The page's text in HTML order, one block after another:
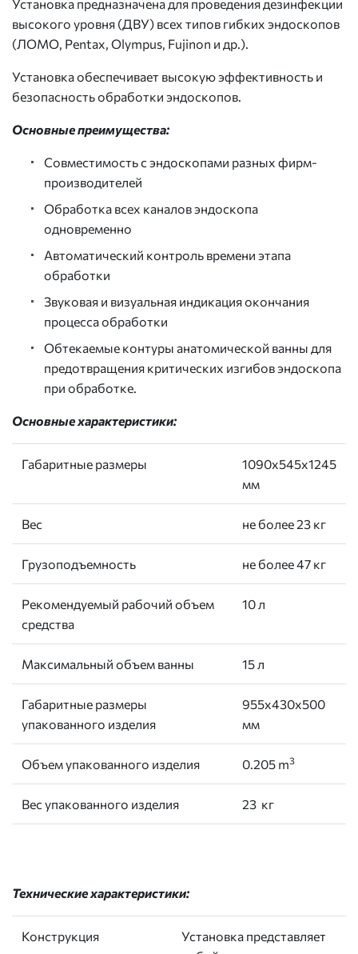
Установка предназначена для проведения дезинфекции
высокого уровня (ДВУ) всех типов гибких эндоскопов
(ЛОМО, Pentax, Olympus, Fujinon и др.).
Установка обеспечивает высокую эффективность и
безопасность обработки эндоскопов.
Основные преимущества:
Совместимость с эндоскопами разных фирм-
производителей
Обработка всех каналов эндоскопа
одновременно
Автоматический контроль времени этапа
обработки
Звуковая и визуальная индикация окончания
процесса обработки
Обтекаемые контуры анатомической ванны для
предотвращения критических изгибов эндоскопа
при обработке.
Основные характеристики:
Габаритные размеры
1090х545х1245
мм
Вес не более 23 кг
Грузоподъемность не более 47 кг
Рекомендуемый рабочий объем
средства
10 л
Максимальный объем ванны 15 л
Габаритные размеры
упакованного изделия
955х430х500
мм
Объем упакованного изделия 0.205 m3
Вес упакованного изделия 23 кг
Технические характеристики:
Конструкция
Установка представляет